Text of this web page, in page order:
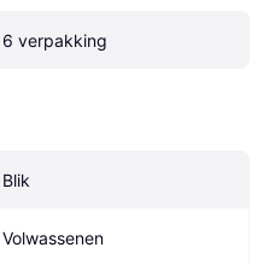
6 verpakking
Blik
Volwassenen